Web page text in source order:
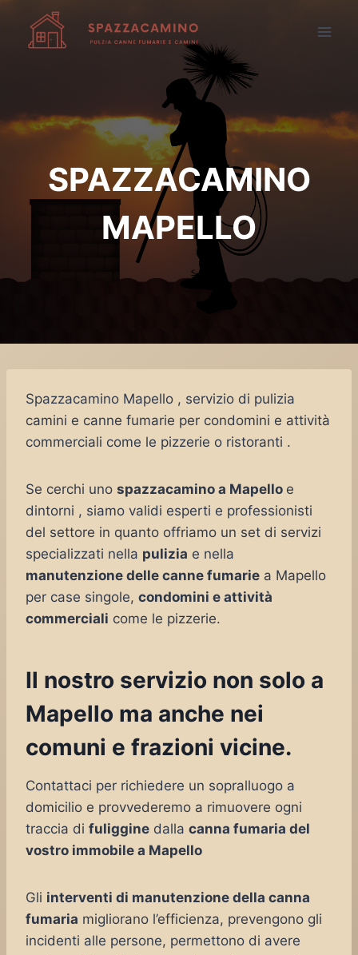
contenuto
SPAZZACAMINO
MAPELLO
Spazzacamino Mapello , servizio di pulizia
camini e canne fumarie per condomini e attività
commerciali come le pizzerie o ristoranti .
Se cerchi uno spazzacamino a Mapello e
dintorni , siamo validi esperti e professionisti
del settore in quanto offriamo un set di servizi
specializzati nella pulizia e nella
manutenzione delle canne fumarie a Mapello
per case singole, condomini e attività
commerciali come le pizzerie.
Il nostro servizio non solo a
Mapello ma anche nei
comuni e frazioni vicine.
Contattaci per richiedere un sopralluogo a
domicilio e provvederemo a rimuovere ogni
traccia di fuliggine dalla canna fumaria del
vostro immobile a Mapello
Gli interventi di manutenzione della canna
fumaria migliorano l’efficienza, prevengono gli
incidenti alle persone, permettono di avere